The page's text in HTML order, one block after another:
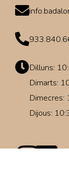
Dilluns:
Dimarts:
Dijous: